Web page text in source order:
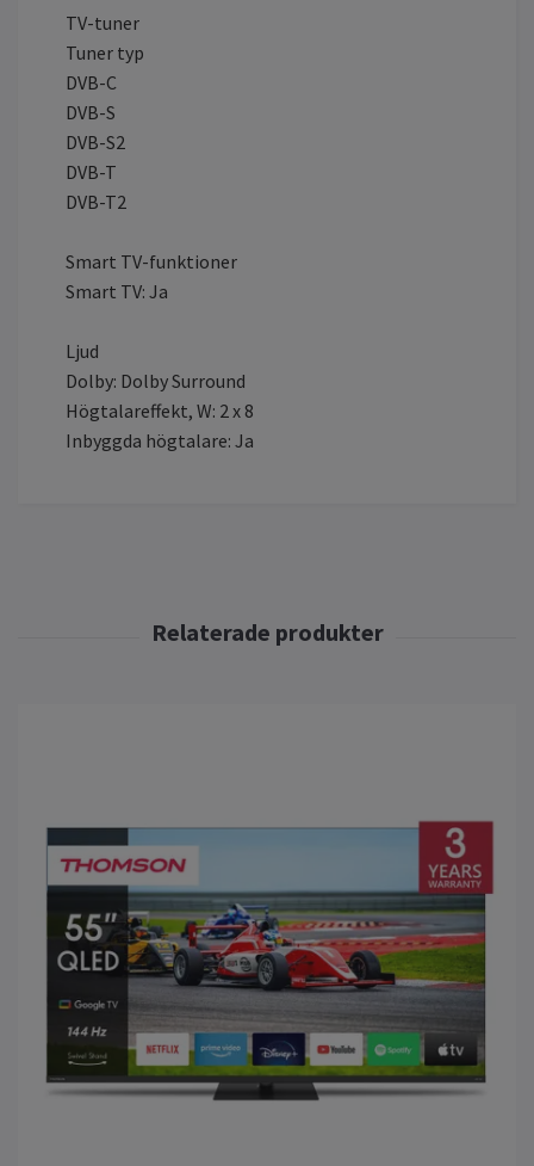
TV-tuner
Tuner typ
DVB-C
DVB-S
DVB-S2
DVB-T
DVB-T2
Smart TV-funktioner
Smart TV: Ja
Ljud
Dolby: Dolby Surround
Högtalareffekt, W: 2 x 8
Inbyggda högtalare: Ja